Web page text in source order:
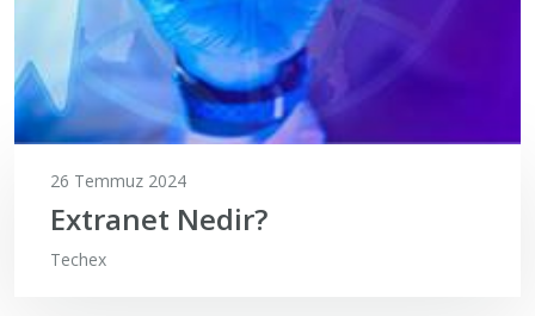
26 Temmuz 2024
Extranet Nedir?
Techex